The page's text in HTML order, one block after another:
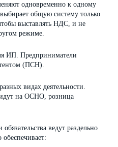
одновременно к одному
общую систему только
выставлять НДС, и не
режиме.
ИП. Предприниматели
(ПСН).
видах деятельности.
на ОСНО, розница
ведут раздельно